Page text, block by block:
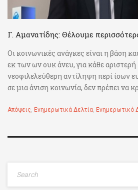
Γ. Αμανατίδης: Θέλουμε
Οι κοινωνικές ανάγκες είναι η βάση
εκ των ων ουκ άνευ, για κάθε
νεοφιλελεύθερη αντίληψη περί ίσων
σε μια άνιση κοινωνία, δεν πρέπει να
Απόψεις, Ενημερωτικά Δελτία, Ενημερωτικό